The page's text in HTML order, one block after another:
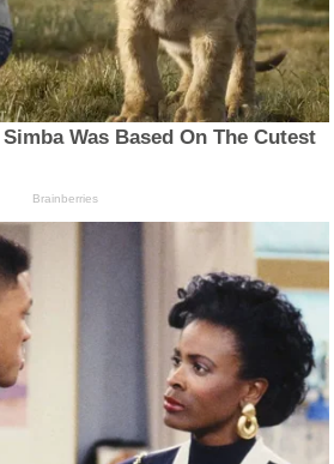
Was Based On The Cutest
Brainberries